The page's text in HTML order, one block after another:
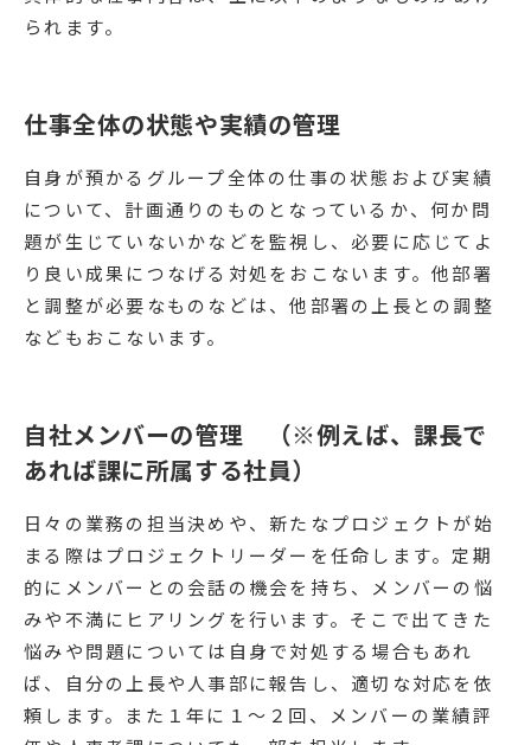
られます。
仕事全体の状態や実績の管理
自身が預かるグループ全体の仕事の状態および実績
について、計画通りのものとなっているか、何か問
題が生じていないかなどを監視し、必要に応じてよ
り良い成果につなげる対処をおこないます。他部署
と調整が必要なものなどは、他部署の上長との調整
などもおこないます。
自社メンバーの管理 （※例えば、課長で
あれば課に所属する社員）
日々の業務の担当決めや、新たなプロジェクトが始
まる際はプロジェクトリーダーを任命します。定期
的にメンバーとの会話の機会を持ち、メンバーの悩
みや不満にヒアリングを行います。そこで出てきた
悩みや問題については自身で対処する場合もあれ
ば、自分の上長や人事部に報告し、適切な対応を依
頼します。また１年に１〜２回、メンバーの業績評